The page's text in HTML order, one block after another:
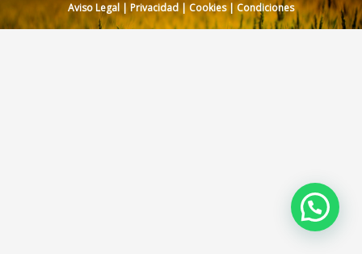
Aviso Legal | Privacidad|Cookies| Condiciones